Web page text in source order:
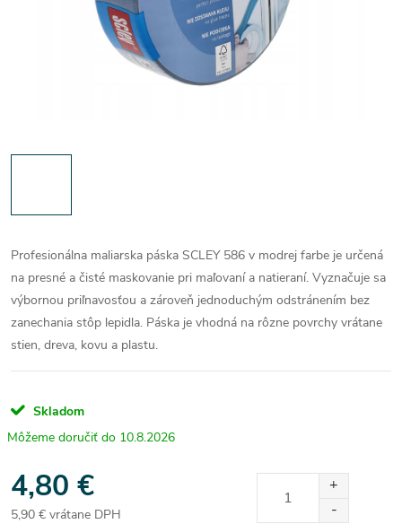
Profesionálna maliarska páska SCLEY 586 v modrej farbe je určená
na presné a čisté maskovanie pri maľovaní a natieraní. Vyznačuje sa
výbornou priľnavosťou a zároveň jednoduchým odstránením bez
zanechania stôp lepidla. Páska je vhodná na rôzne povrchy vrátane
stien, dreva, kovu a plastu.
Skladom
10.8.2026
4,80 €
5,90 € vrátane DPH